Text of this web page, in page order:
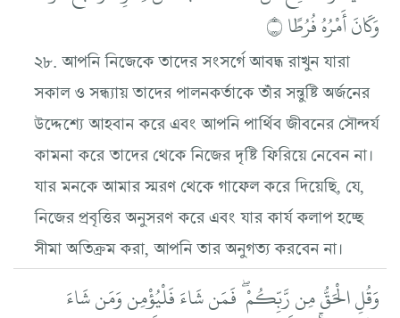
وَكَانَ أَمْرُهُ فُرُطًا ۝
২৮. আপনি নিজেকে তাদের সংসর্গে আবদ্ধ রাখুন যারা
সকাল ও সন্ধ্যায় তাদের পালনকর্তাকে তাঁর সন্তুষ্টি অর্জনের
উদ্দেশ্যে আহবান করে এবং আপনি পার্থিব জীবনের সৌন্দর্য
কামনা করে তাদের থেকে নিজের দৃষ্টি ফিরিয়ে নেবেন না।
যার মনকে আমার স্মরণ থেকে গাফেল করে দিয়েছি, যে,
নিজের প্রবৃত্তির অনুসরণ করে এবং যার কার্য কলাপ হচ্ছে
সীমা অতিক্রম করা, আপনি তার অনুগত্য করবেন না।
وَقُلِ الْحَقُّ مِن رَّبِّكُمْ ۖ فَمَن شَاءَ فَلْيُؤْمِن وَمَن شَاءَ